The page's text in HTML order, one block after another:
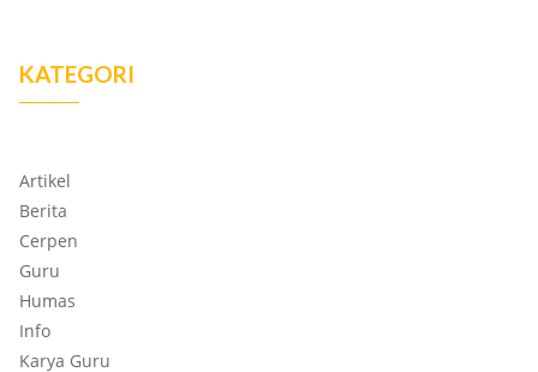
KATEGORI
Artikel
Berita
Cerpen
Guru
Humas
Info
Karya Guru